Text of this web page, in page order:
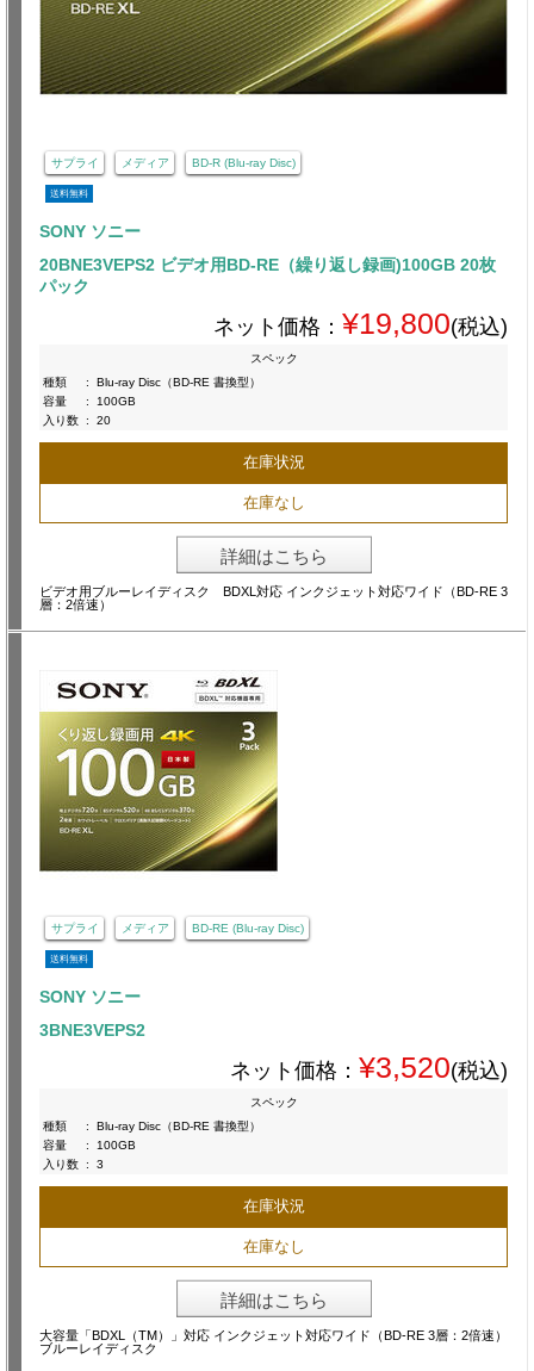
サプライ メディア BD-R (Blu-ray Disc)
送料無料
SONY ソニー
20BNE3VEPS2 ビデオ用BD-RE（繰り返し録画)100GB 20枚
パック
ネット価格： ¥19,800(税込)
スペック
種類
:
Blu-ray Disc（BD-RE 書換型）
容量
:
100GB
入り数 : 20
在庫状況
在庫なし
詳細はこちら
ビデオ用ブルーレイディスク BDXL対応 インクジェット対応ワイド（BD-RE 3
層：2倍速）
サプライ メディア BD-RE (Blu-ray Disc)
送料無料
SONY ソニー
3BNE3VEPS2
ネット価格： ¥3,520(税込)
スペック
種類
:
Blu-ray Disc（BD-RE 書換型）
容量
:
100GB
入り数 : 3
在庫状況
在庫なし
詳細はこちら
大容量「BDXL（TM）」対応 インクジェット対応ワイド（BD-RE 3層：2倍速）
ブルーレイディスク